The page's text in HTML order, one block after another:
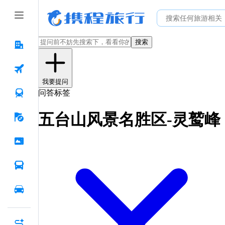
搜索
我要提问
问答标签
五台山风景名胜区-灵鹫峰